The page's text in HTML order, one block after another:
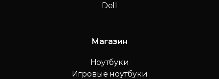
Dell
Магазин
Ноутбуки
Игровые ноутбуки